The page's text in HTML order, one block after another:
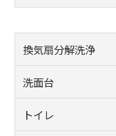
換気扇分解洗浄
洗面台
トイレ